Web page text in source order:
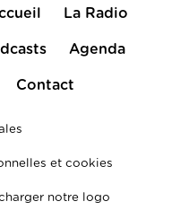
La Radio
Agenda
Contact
et cookies
notre logo